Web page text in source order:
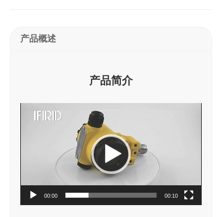
产品概述
产品简介
00:00 00:10